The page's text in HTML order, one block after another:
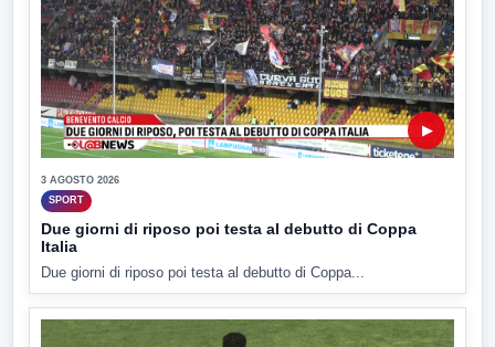
▶
3 AGOSTO 2026
SPORT
Due giorni di riposo poi testa al debutto di Coppa
Italia
Due giorni di riposo poi testa al debutto di Coppa...